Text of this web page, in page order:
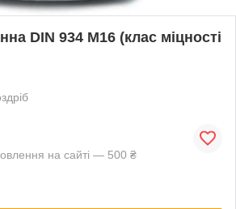
DIN 934 М16 (клас міцності
на сайті — 500 ₴